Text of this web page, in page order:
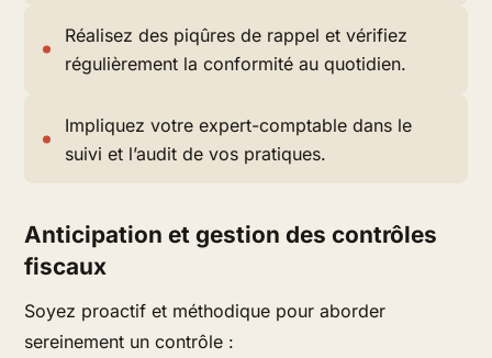
Réalisez des piqûres de rappel et vérifiez
régulièrement la conformité au quotidien.
Impliquez votre expert-comptable dans le
suivi et l’audit de vos pratiques.
Anticipation et gestion des contrôles
fiscaux
Soyez proactif et méthodique pour aborder
sereinement un contrôle :